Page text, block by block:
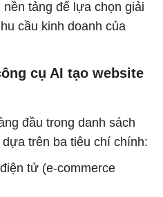
tảng để lựa chọn giải
cầu kinh doanh của
cụ AI tạo website
đầu trong danh sách
trên ba tiêu chí chính:
tử (e-commerce